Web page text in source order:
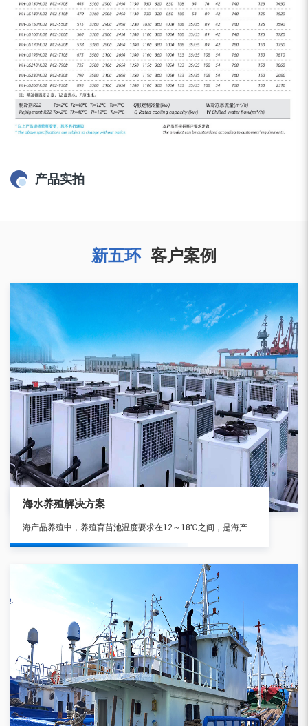
产品实拍
新五环 客户案例
海水养殖解决方案
海产品养殖中，养殖育苗池温度要求在12～18℃之间，是海产品生长的更佳 环境。受季节和地区环境温度的变化，育苗池温度更低可达0℃以下，更高达30℃以上，因此必须对养殖育苗池海水及其环境温度进行恒温控制。